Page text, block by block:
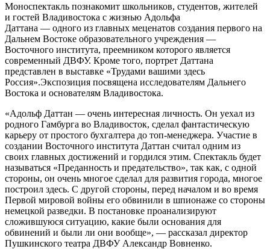
Моноспектакль познакомит школьников, студентов, жителей
и гостей Владивостока с жизнью Адольфа
Даттана — одного из главных меценатов создания первого на
Дальнем Востоке образовательного учреждения —
Восточного института, преемником которого является
современный ДВФУ. Кроме того, портрет Даттана
представлен в выставке «Трудами вашими здесь
Россия».Экспозиция посвящена исследователям Дальнего
Востока и основателям Владивостока.
«Адольф Даттан — очень интересная личность. Он уехал из
родного Гамбурга во Владивосток, сделал фантастическую
карьеру от простого бухгалтера до топ-менеджера. Участие в
создании Восточного института Даттан считал одним из
своих главных достижений и гордился этим. Спектакль будет
называться «Преданность и предательство», так как, с одной
стороны, он очень многое сделал для развития города, многое
построил здесь. С другой стороны, перед началом и во время
Первой мировой войны его обвинили в шпионаже со стороны
немецкой разведки. В постановке проанализируют
сложившуюся ситуацию, какие были основания для
обвинений и были ли они вообще», — рассказал директор
Пушкинского театра ДВФУ Александр Вовненко.